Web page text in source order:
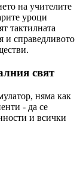
на учителите
уроци
тактилната
и справедливото
свят
няма как
- да се
и всички